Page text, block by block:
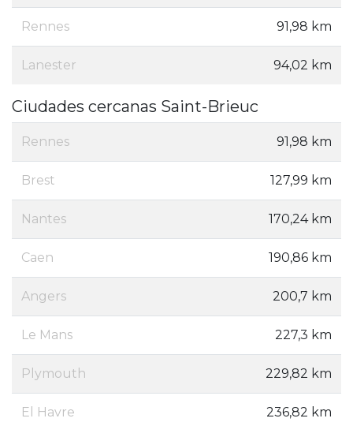
Rennes 91,98 km
Lanester 94,02 km
Ciudades cercanas Saint-Brieuc
Rennes 91,98 km
Brest 127,99 km
Nantes 170,24 km
Caen 190,86 km
Angers 200,7 km
Le Mans 227,3 km
Plymouth 229,82 km
El Havre 236,82 km